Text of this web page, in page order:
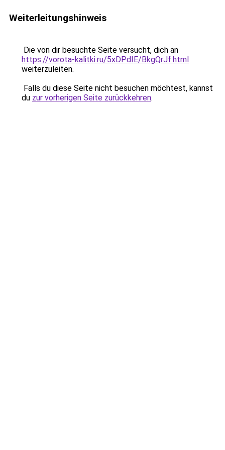
Weiterleitungshinweis
Die von dir besuchte Seite versucht, dich an
https://vorota-kalitki.ru/5xDPdIE/BkgQrJf.html
weiterzuleiten.
Falls du diese Seite nicht besuchen möchtest, kannst
du zur vorherigen Seite zurückkehren.